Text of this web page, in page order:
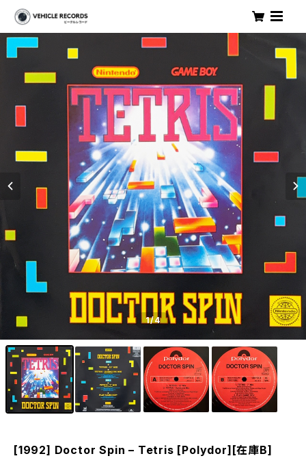
1/4
[1992] Doctor Spin – Tetris [Polydor][在庫B]